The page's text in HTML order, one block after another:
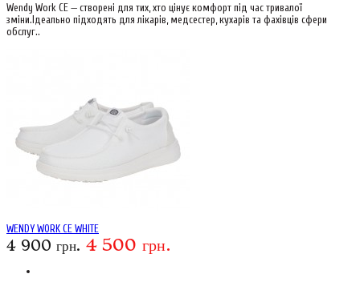
Wendy Work CE — створені для тих, хто цінує комфорт під час тривалої
зміни.Ідеально підходять для лікарів, медсестер, кухарів та фахівців сфери
обслуг..
WENDY WORK CE WHITE
4 900 грн. 4 500 грн.